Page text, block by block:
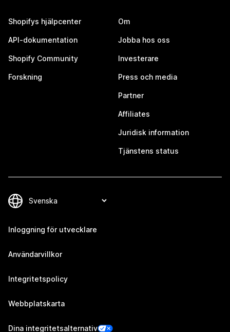
Shopifys hjälpcenter
API-dokumentation
Shopify Community
Forskning
Om
Jobba hos oss
Investerare
Press och media
Partner
Affiliates
Juridisk information
Tjänstens status
Inloggning för utvecklare
Användarvillkor
Integritetspolicy
Webbplatskarta
Dina integritetsalternativ